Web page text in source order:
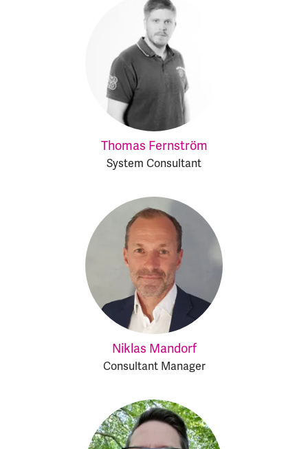
Thomas Fernström
System Consultant
Niklas Mandorf
Consultant Manager